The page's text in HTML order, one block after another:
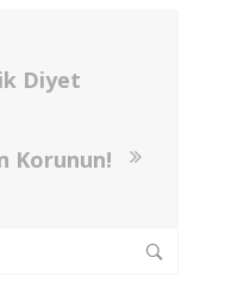
Diyet
Korunun!